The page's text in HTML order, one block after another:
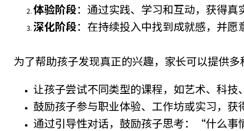
体验阶段：通过实践、学习和互动，获得真
深化阶段：在持续投入中找到成就感，并愿
为了帮助孩子发现真正的兴趣，家长可以提供多
让孩子尝试不同类型的课程，如艺术、科技
鼓励孩子参与职业体验、工作坊或实习，获
通过引导性对话，鼓励孩子思考：“什么事